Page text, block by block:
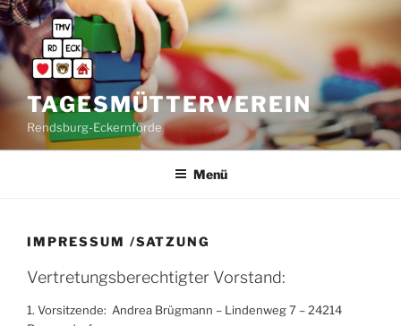
Zum
Inhalt
springen
TAGESMÜTTERVEREIN
Rendsburg-Eckernförde
Menü
IMPRESSUM /SATZUNG
Vertretungsberechtigter Vorstand:
1. Vorsitzende: Andrea Brügmann – Lindenweg 7 – 24214